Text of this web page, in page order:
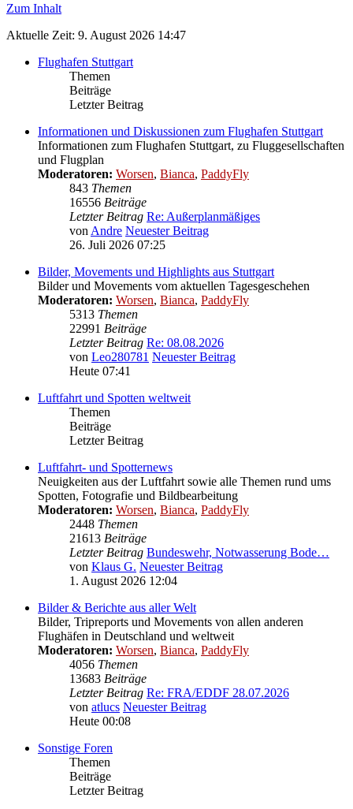
Zum Inhalt
Aktuelle Zeit: 9. August 2026 14:47
Flughafen Stuttgart
Themen
Beiträge
Letzter Beitrag
Informationen und Diskussionen zum Flughafen Stuttgart
Informationen zum Flughafen Stuttgart, zu Fluggesellschaften
und Flugplan
Moderatoren: Worsen, Bianca, PaddyFly
843 Themen
16556 Beiträge
Letzter Beitrag Re: Außerplanmäßiges
von Andre Neuester Beitrag
26. Juli 2026 07:25
Bilder, Movements und Highlights aus Stuttgart
Bilder und Movements vom aktuellen Tagesgeschehen
Moderatoren: Worsen, Bianca, PaddyFly
5313 Themen
22991 Beiträge
Letzter Beitrag Re: 08.08.2026
von Leo280781 Neuester Beitrag
Heute 07:41
Luftfahrt und Spotten weltweit
Themen
Beiträge
Letzter Beitrag
Luftfahrt- und Spotternews
Neuigkeiten aus der Luftfahrt sowie alle Themen rund ums
Spotten, Fotografie und Bildbearbeitung
Moderatoren: Worsen, Bianca, PaddyFly
2448 Themen
21613 Beiträge
Letzter Beitrag Bundeswehr, Notwasserung Bode…
von Klaus G. Neuester Beitrag
1. August 2026 12:04
Bilder & Berichte aus aller Welt
Bilder, Tripreports und Movements von allen anderen
Flughäfen in Deutschland und weltweit
Moderatoren: Worsen, Bianca, PaddyFly
4056 Themen
13683 Beiträge
Letzter Beitrag Re: FRA/EDDF 28.07.2026
von atlucs Neuester Beitrag
Heute 00:08
Sonstige Foren
Themen
Beiträge
Letzter Beitrag